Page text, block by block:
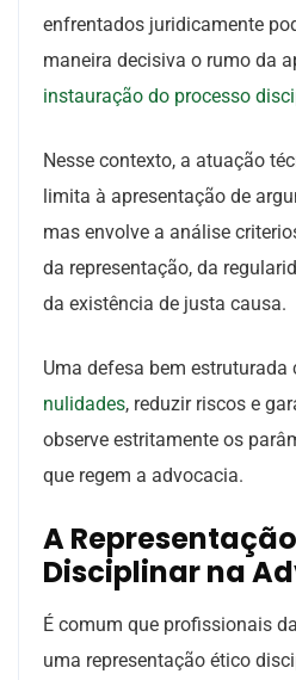
enfrentados juridicamente
maneira decisiva o rumo da
instauração do processo
Nesse contexto, a atuação
limita à apresentação de
mas envolve a análise
da representação, da
da existência de justa causa.
Uma defesa bem
nulidades, reduzir riscos e
observe estritamente os
que regem a advocacia.
A
Disciplinar na
É comum que profissionais
uma representação ético